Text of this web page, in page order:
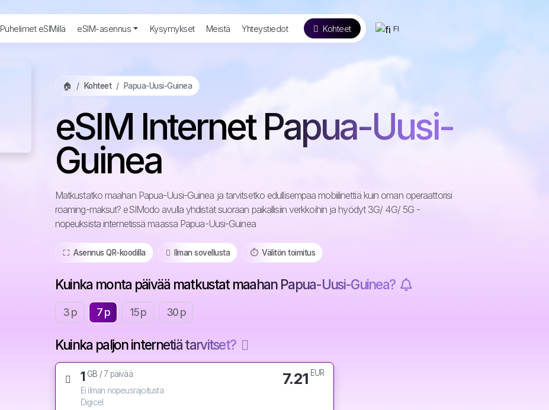
Puhelimet eSIMillä eSIM-asennus Kysymykset Meistä Yhteystiedot Kohteet FI
🏠 Kohteet Papua-Uusi-Guinea
eSIM Internet Papua-Uusi-
Guinea
Matkustatko maahan Papua-Uusi-Guinea ja tarvitsetko edullisempaa mobiilinettiä kuin oman operaattorisi
roaming-maksut? eSIModo avulla yhdistät suoraan paikallisiin verkkoihin ja hyödyt 3G/ 4G/ 5G -
nopeuksista internetissä maassa Papua-Uusi-Guinea
⛶️️ Asennus QR-koodilla ️ Ilman sovellusta ⏱️️ Välitön toimitus
Kuinka monta päivää matkustat maahan Papua-Uusi-Guinea?
3 p 7 p 15 p 30 p
Kuinka paljon internetiä tarvitset?
1 GB /7 päivää
Ei ilman nopeusrajoitusta
Digicel
7.21 EUR